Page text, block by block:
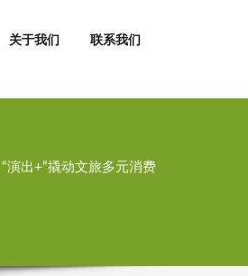
关于我们 联系我们
演出+”撬动文旅多元消费